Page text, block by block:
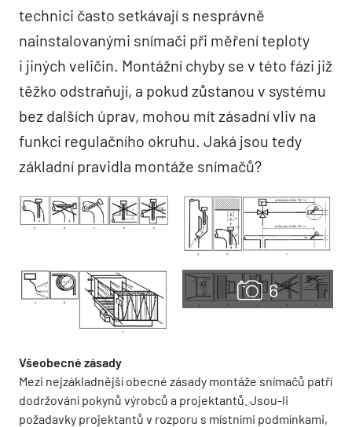
technici často setkávají s nesprávně
nainstalovanými snímači při měření teploty
i jiných veličin. Montážní chyby se v této fázi již
těžko odstraňují, a pokud zůstanou v systému
bez dalších úprav, mohou mít zásadní vliv na
funkci regulačního okruhu. Jaká jsou tedy
základní pravidla montáže snímačů?
Všeobecné zásady
Mezi nejzákladnější obecné zásady montáže snímačů patří
dodržování pokynů výrobců a projektantů. Jsou-li
požadavky projektantů v rozporu s místními podmínkami,